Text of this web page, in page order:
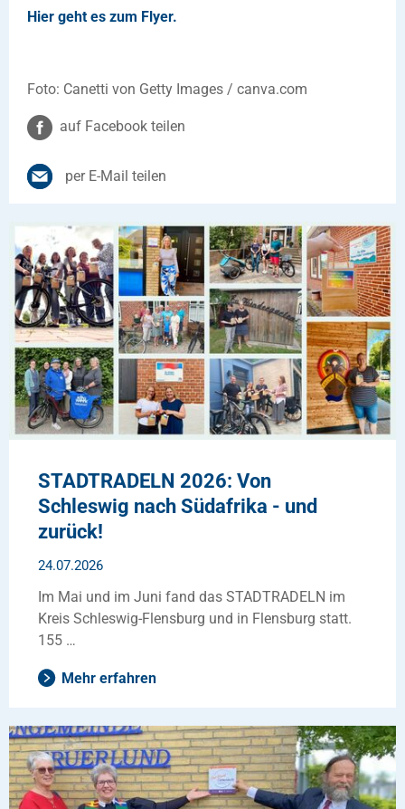
Hier geht es zum Flyer.
Foto: Canetti von Getty Images / canva.com
auf Facebook teilen
per E-Mail teilen
STADTRADELN 2026: Von
Schleswig nach Südafrika - und
zurück!
24.07.2026
Im Mai und im Juni fand das STADTRADELN im
Kreis Schleswig-Flensburg und in Flensburg statt.
155 …
Mehr erfahren